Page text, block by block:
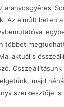
aranyosgyéresi
Az elmúlt héten
többet
aktuális
majd
szerkesztője is